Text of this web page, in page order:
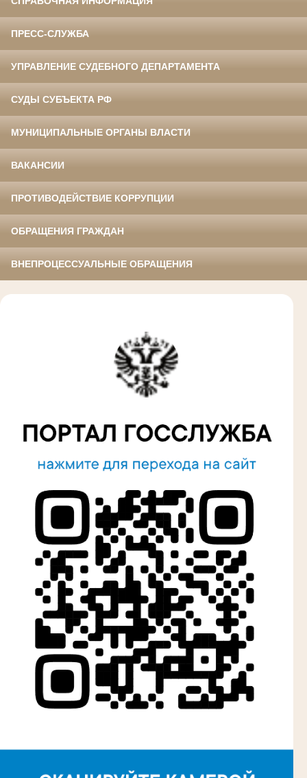
ПРЕСС-СЛУЖБА
УПРАВЛЕНИЕ СУДЕБНОГО ДЕПАРТАМЕНТА
СУДЫ СУБЪЕКТА РФ
МУНИЦИПАЛЬНЫЕ ОРГАНЫ ВЛАСТИ
ВАКАНСИИ
ПРОТИВОДЕЙСТВИЕ КОРРУПЦИИ
ОБРАЩЕНИЯ ГРАЖДАН
ВНЕПРОЦЕССУАЛЬНЫЕ ОБРАЩЕНИЯ